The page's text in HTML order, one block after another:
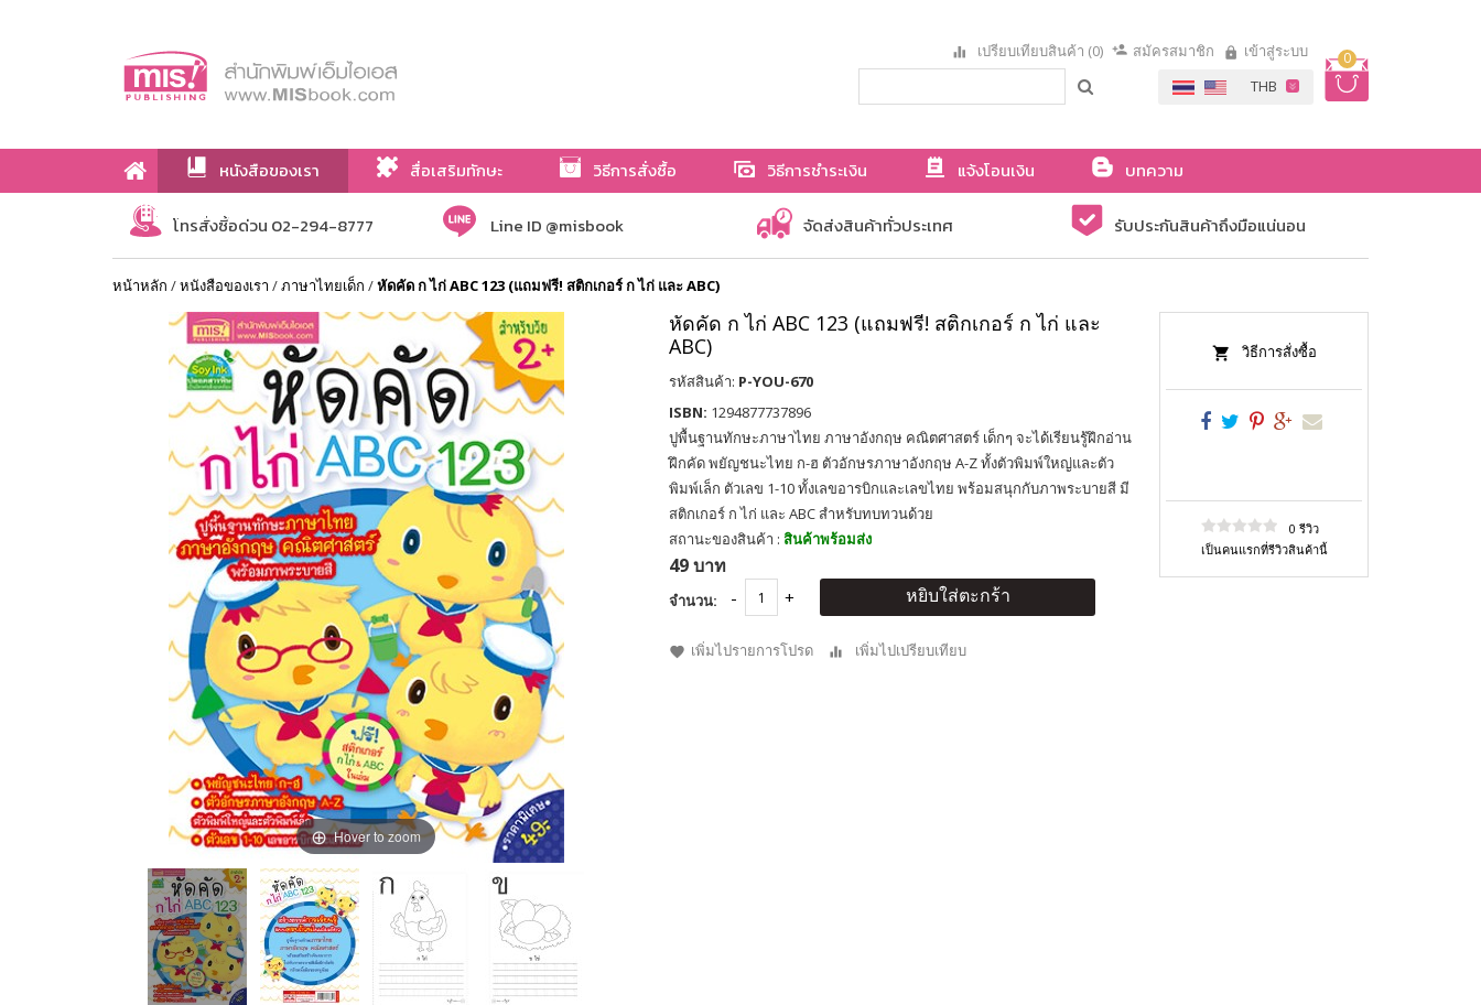
0
เปรียบเทียบสินค้า (0) สมัครสมาชิก เข้าสู่ระบบ
หนังสือของเรา สื่อเสริมทักษะ วิธีการสั่งซื้อ วิธีการชำระเงิน แจ้งโอนเงิน
บทความ
เกี่ยวกับเรา
โทรสั่งซื้อด่วน 02-294-8777 Line ID @misbook จัดส่งสินค้าทั่วประเทศ รับประกันสินค้าถึงมือแน่นอน
หน้าหลัก /หนังสือของเรา /ภาษาไทยเด็ก /หัดคัด ก ไก่ ABC 123 (แถมฟรี! สติกเกอร์ ก ไก่ และ ABC)
Hover to zoom
หัดคัด ก ไก่ ABC 123 (แถมฟรี! สติกเกอร์ ก ไก่ และ
ABC)
รหัสสินค้า: P-YOU-670
ISBN: 1294877737896
ปูพื้นฐานทักษะภาษาไทย ภาษาอังกฤษ คณิตศาสตร์ เด็กๆ จะได้เรียนรู้ฝึกอ่าน
ฝึกคัด พยัญชนะไทย ก-ฮ ตัวอักษรภาษาอังกฤษ A-Z ทั้งตัวพิมพ์ใหญ่และตัว
พิมพ์เล็ก ตัวเลข 1-10 ทั้งเลขอารบิกและเลขไทย พร้อมสนุกกับภาพระบายสี มี
สติกเกอร์ ก ไก่ และ ABC สำหรับทบทวนด้วย
สถานะของสินค้า : สินค้าพร้อมส่ง
49 บาท
จำนวน: หยิบใส่ตะกร้า
เพิ่มไปรายการโปรด เพิ่มไปเปรียบเทียบ
วิธีการสั่งซื้อ
0 รีวิว
เป็นคนแรกที่รีวิวสินค้านี้